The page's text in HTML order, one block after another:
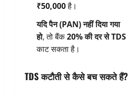
₹50,000है।
यदि पैन (PAN) नहीं दिया गया
हो, तो बैंक20% की दर से TDS
काट सकता है।
TDS कटौती से कैसे बच सकते हैं?